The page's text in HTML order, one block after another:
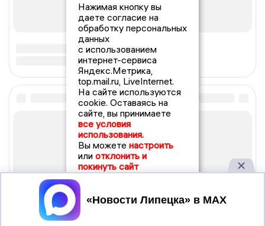
Нажимая кнопку вы
даете согласие на
обработку персональных
данных
с использованием
интернет-сервиса
Яндекс.Метрика,
top.mail.ru, LiveInternet.
На сайте используются
cookie. Оставаясь на
сайте, вы принимаете
все условия
использования.
Вы можете настроить
или отклонить и
покинуть сайт
Принять